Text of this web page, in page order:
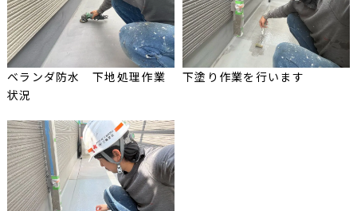
ベランダ防水 下地処理作業
状況
下塗り作業を行います